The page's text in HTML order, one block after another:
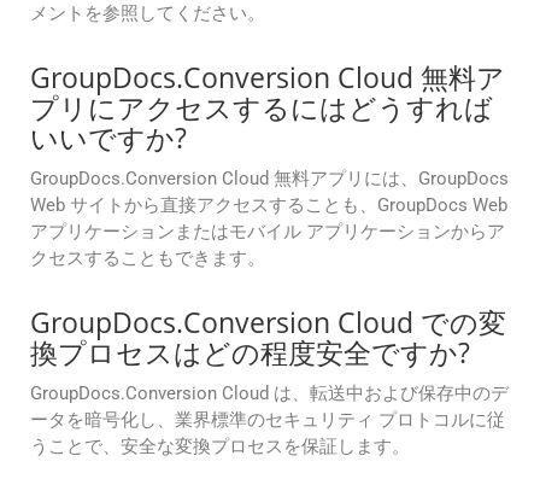
メントを参照してください。
GroupDocs.Conversion Cloud 無料ア
プリにアクセスするにはどうすれば
いいですか?
GroupDocs.Conversion Cloud 無料アプリには、GroupDocs
Web サイトから直接アクセスすることも、GroupDocs Web
アプリケーションまたはモバイル アプリケーションからア
クセスすることもできます。
GroupDocs.Conversion Cloud での変
換プロセスはどの程度安全ですか?
GroupDocs.Conversion Cloud は、転送中および保存中のデ
ータを暗号化し、業界標準のセキュリティ プロトコルに従
うことで、安全な変換プロセスを保証します。